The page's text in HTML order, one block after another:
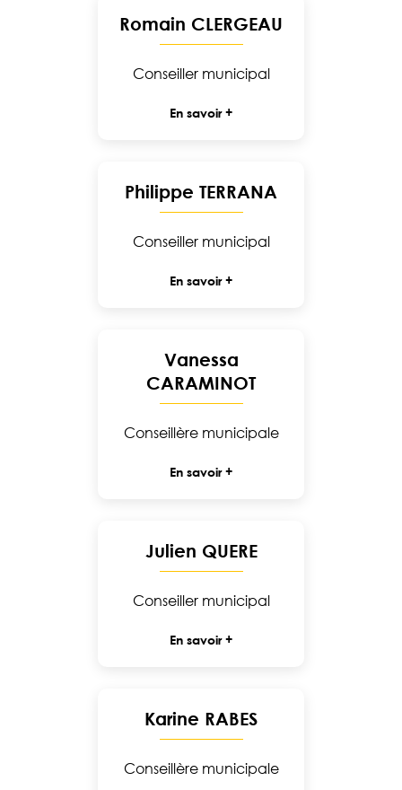
Romain CLERGEAU
Conseiller municipal
En savoir +
Philippe TERRANA
Conseiller municipal
En savoir +
Vanessa
CARAMINOT
Conseillère municipale
En savoir +
Julien QUERE
Conseiller municipal
En savoir +
Karine RABES
Conseillère municipale